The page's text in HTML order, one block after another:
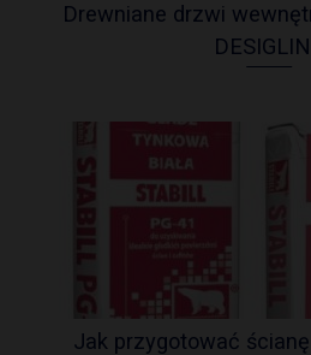
Drewniane drzwi
Jak przygotować ścianę